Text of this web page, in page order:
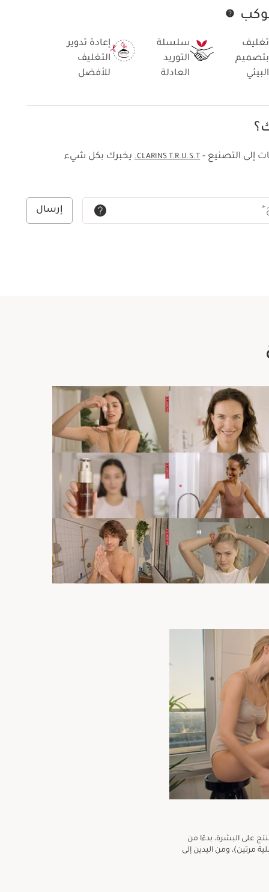
تغليف
بتصميم
البيئي
سلسلة
التوريد
العادلة
إعادة تدوير
التغليف
للأفضل
إلى التصنيع - CLARINS T.R.U.S.T. يخبرك بكل شيء
* إرسال
على البشرة، بدءًا من
مرتين)، ومن اليدين إلى